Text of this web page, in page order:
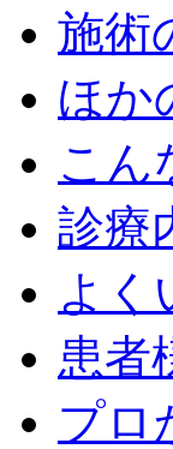
施術
ほか
こん
診療
よく
患者
プロ